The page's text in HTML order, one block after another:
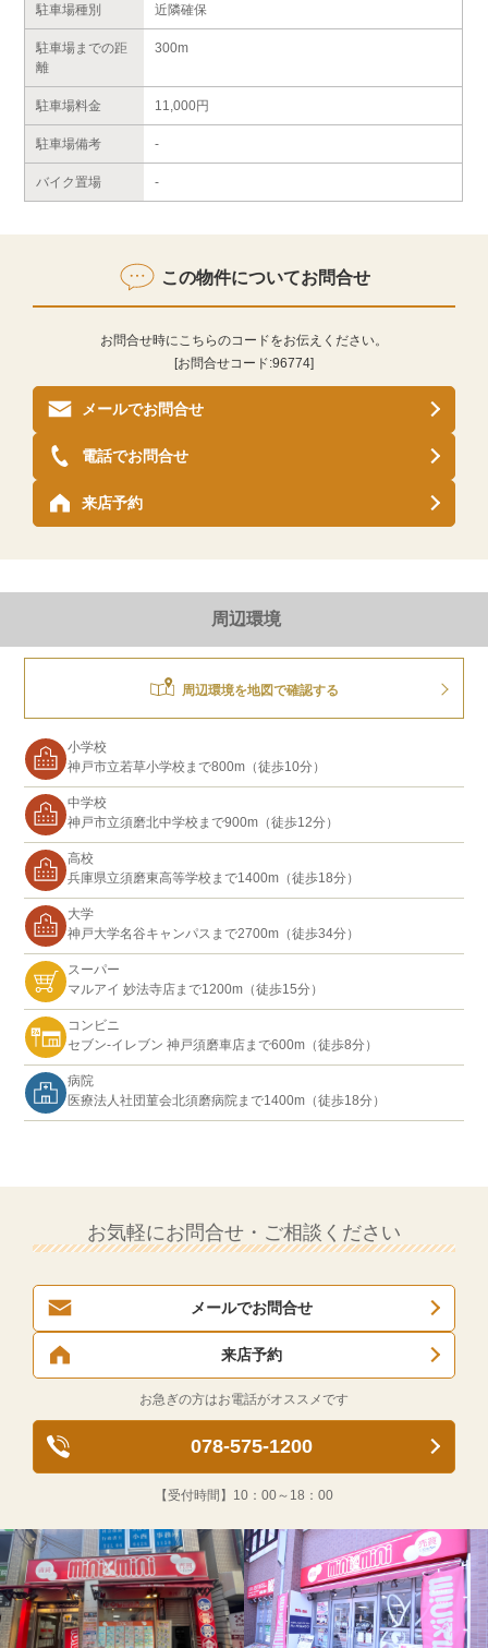
駐車場種別 近隣確保
駐車場までの距
離
300m
駐車場料金 11,000円
駐車場備考 -
バイク置場 -
この物件についてお問合せ
お問合せ時にこちらのコードをお伝えください。
[お問合せコード:96774]
メールでお問合せ
来店予約
電話でお問合せ
周辺環境
周辺環境を地図で確認する
小学校
神戸市立若草小学校まで800m（徒歩10分）
中学校
神戸市立須磨北中学校まで900m（徒歩12分）
高校
兵庫県立須磨東高等学校まで1400m（徒歩18分）
大学
神戸大学名谷キャンパスまで2700m（徒歩34分）
スーパー
マルアイ 妙法寺店まで1200m（徒歩15分）
コンビニ
セブン-イレブン 神戸須磨車店まで600m（徒歩8分）
病院
医療法人社団菫会北須磨病院まで1400m（徒歩18分）
お気軽にお問合せ・ご相談ください
メールでお問合せ
来店予約
お急ぎの方はお電話がオススメです
078-575-1200
【受付時間】 10：00～18：00